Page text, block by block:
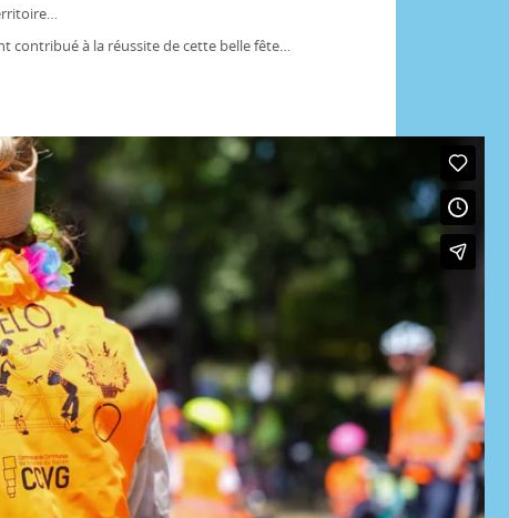
contribué à la réussite de cette belle fête…